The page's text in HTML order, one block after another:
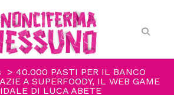
>40.000 PASTI PER IL BANCO
A SUPERFOODY, IL WEB GAME
DI LUCA ABETE